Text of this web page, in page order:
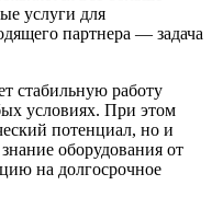
услуги для
партнера — задача
стабильную работу
условиях. При этом
потенциал, но и
оборудования от
на долгосрочное